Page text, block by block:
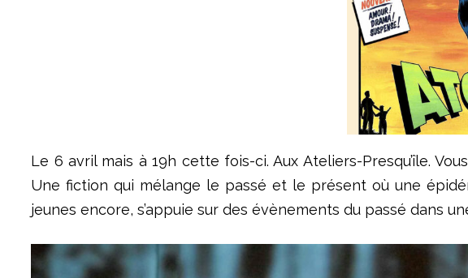
Le 6 avril mais à 19h cette fois-ci. Aux Ateliers-Presqu’île.
Une fiction qui mélange le passé et le présent où une
jeunes encore, s’appuie sur des évènements du passé dans